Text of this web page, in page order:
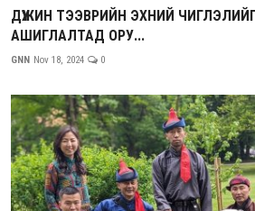
ДҮҮЖИН ТЭЭВРИЙН ЭХНИЙ
АШИГЛАЛТАД ОРУ...
GNN Nov 18, 2024 0